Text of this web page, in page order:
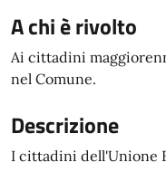
A chi è rivolto
Ai cittadini
nel Comune.
Descrizione
I cittadini dell'Unione